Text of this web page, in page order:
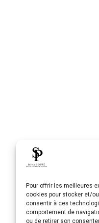
Pour offrir les meilleures
cookies pour stocker et/
consentir à ces
comportement de
ou de retirer son